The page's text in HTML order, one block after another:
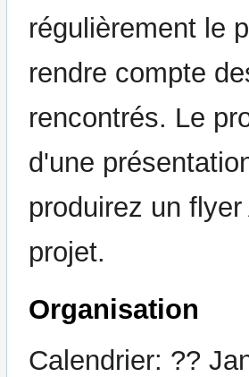
régulièrement le
rendre compte
rencontrés. Le
d'une
produirez un
projet.
Organisation
Calendrier: ??